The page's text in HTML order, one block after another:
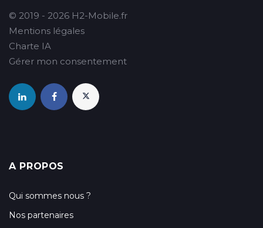
© 2019 - 2026 H2-Mobile.fr
Mentions légales
Charte IA
Gérer mon consentement
A PROPOS
Qui sommes nous ?
Nos partenaires